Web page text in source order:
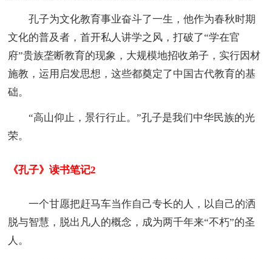
孔子为文化教育事业奋斗了一生，他作为春秋时期
文化的普及者，首开私人讲学之风，打破了“学在官
府”贵族垄断教育的现象，大规模地招收弟子，实行因材
施教，运用启发思想，这些都奠定了中国古代教育的基
础。
“高山仰止，景行行止。”孔子是我们中华民族的光
荣。
《孔子》读书笔记2
一个甘愿把赶马车当作自己专长的人，以自己的洒
脱与智慧，脱出凡人的概念，成为两千年来“不朽”的圣
人。